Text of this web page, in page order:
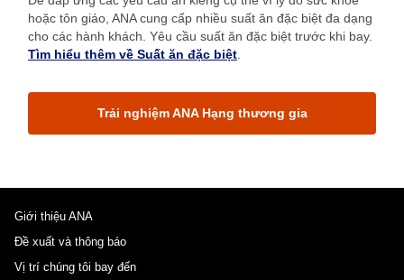
hoặc tôn giáo, ANA cung cấp nhiều suất ăn đặc biệt đa dạng
cho các hành khách. Yêu cầu suất ăn đặc biệt trước khi bay.
Tìm hiểu thêm về Suất ăn đặc biệt.
Trải nghiệm ANA Hạng thương gia
Giới thiệu ANA
Đề xuất và thông báo
Vị trí chúng tôi bay đến